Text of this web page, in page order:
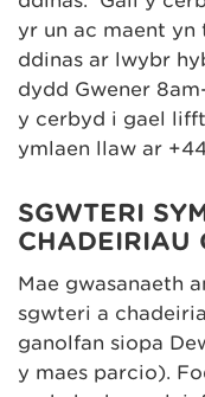
yr un ac maent
ddinas ar lwybr
dydd Gwener
y cerbyd i gael
ymlaen llaw ar
SGWTERI
CHADEIRIAU
Mae gwasanaeth
sgwteri a
ganolfan siopa
y maes parcio).